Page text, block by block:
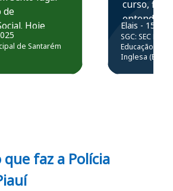
de
Hoje
na
Santarém.
de Santarém
curso,
entender e
prática
resolução
questões.”
Elais - 15/07/
SGC: SEC BA
Educação
Inglesa (Edital
que faz a Polícia